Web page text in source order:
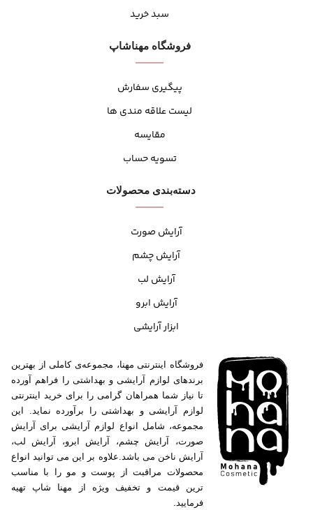
سبد خرید
فروشگاه مهنا‌شاپ
پیگیری سفارش
لیست علاقه مندی ها
مقایسه
تسویه حساب
دسته‌بندی محصولات
آرایش صورت
آرایش چشم
آرایش لب
آرایش ابرو
ابزار آرایشی
فروشگاه اینترنتی مهنا، مجموعه‌ی کاملی از بهترین
برندهای لوازم آرایشی و بهداشتی را فراهم آورده
تا نیاز شما همراهان گرامی را برای خرید اینترنتی
لوازم آرایشی و بهداشتی را برآورده نماید. این
مجموعه، شامل انواع لوازم آرایشی برای آرایش
صورت، آرایش چشم، آرایش ابرو، آرایش لب،
آرایش ناخن می باشد.علاوه بر این می توانید انواع
محصولات مراقبت از پوست و مو را با مناسب
ترین قیمت و تخفیف ویژه از مهنا شاپ تهیه
فرمایید.